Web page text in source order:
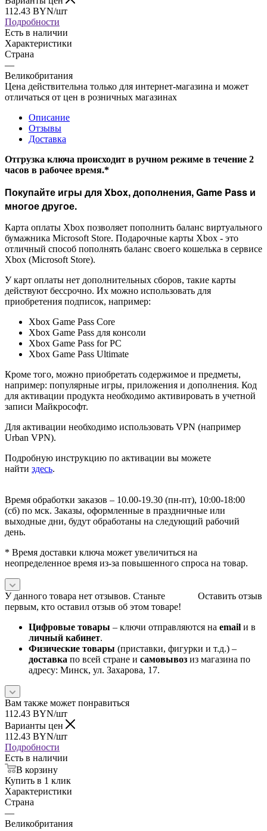
112.43 BYN/шт
Подробности
Есть в наличии
Характеристики
Страна
—
Великобритания
Цена действительна только для интернет-магазина и может
отличаться от цен в розничных магазинах
Описание
Отзывы
Доставка
Отгрузка ключа происходит в ручном режиме в течение 2
часов в рабочее время.*
Покупайте игры для Xbox, дополнения, Game Pass и
многое другое.
Карта оплаты Xbox позволяет пополнить баланс виртуального
бумажника Microsoft Store. Подарочные карты Xbox - это
отличный способ пополнять баланс своего кошелька в сервисе
Xbox (Microsoft Store).
У карт оплаты нет дополнительных сборов, такие карты
действуют бессрочно. Их можно использовать для
приобретения подписок, например:
Xbox Game Pass Core
Xbox Game Pass для консоли
Xbox Game Pass for PC
Xbox Game Pass Ultimate
Кроме того, можно приобретать содержимое и предметы,
например: популярные игры, приложения и дополнения. Код
для активации продукта необходимо активировать в учетной
записи Майкрософт.
Для активации необходимо использовать VPN (например
Urban VPN).
Подробную инструкцию по активации вы можете
найти здесь.
Время обработки заказов – 10.00-19.30 (пн-пт), 10:00-18:00
(сб) по мск. Заказы, оформленные в праздничные или
выходные дни, будут обработаны на следующий рабочий
день.
* Время доставки ключа может увеличиться на
неопределенное время из-за повышенного спроса на товар.
Оставить отзыв
У данного товара нет отзывов. Станьте
первым, кто оставил отзыв об этом товаре!
Цифровые товары – ключи отправляются на email и в
личный кабинет.
Физические товары (приставки, фигурки и т.д.) –
доставка по всей стране и самовывоз из магазина по
адресу: Минск, ул. Захарова, 17.
Вам также может понравиться
112.43 BYN/шт
Варианты цен
112.43 BYN/шт
Подробности
Есть в наличии
В корзину
Купить в 1 клик
Характеристики
Страна
—
Великобритания